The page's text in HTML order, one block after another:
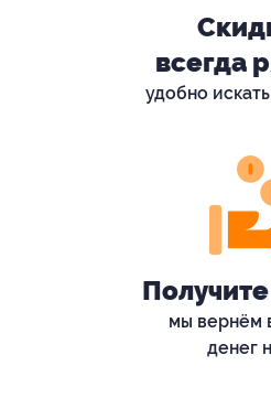
всегда
удобно
мы вернём
денег